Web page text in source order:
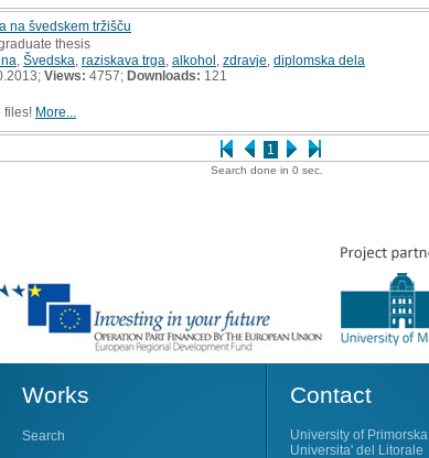
1
na švedskem tržišču
thesis
Švedska raziskava trga alkohol zdravje diplomska dela
Views: 4757; Downloads: 121
files! More...
Search done in 0 sec.
Works
Search
Contact
University of Primorska
Universita' del Litorale